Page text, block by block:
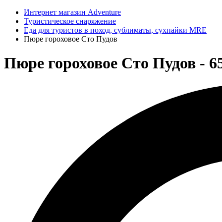
Интернет магазин Adventure
Туристическое снаряжение
Еда для туристов в поход, сублиматы, сухпайки MRE
Пюре гороховое Сто Пудов
Пюре гороховое Сто Пудов -